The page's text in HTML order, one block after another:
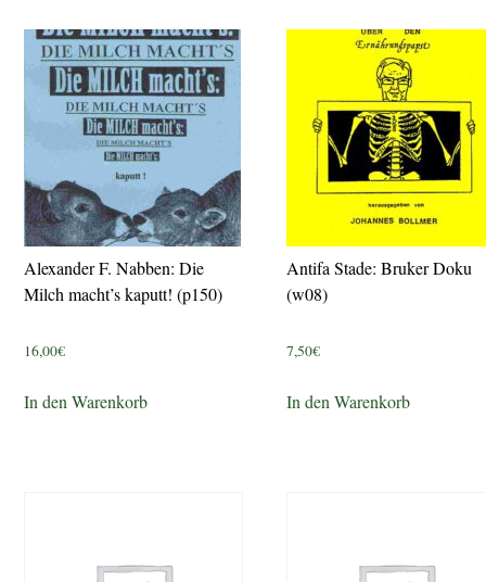
Alexander F. Nabben: Die
Milch macht’s kaputt! (p150)
16,00€
In den Warenkorb
Antifa Stade: Bruker Doku
(w08)
7,50€
In den Warenkorb